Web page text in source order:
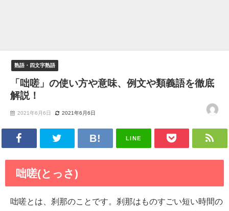
熟語・四文字熟語
「咄嗟」の使い方や意味、例文や類義語を徹底
解説！
2021年6月6日 2021年6月6日
LINE
咄嗟(とっさ)
咄嗟とは、刹那のことです。刹那はものすごい短い時間の